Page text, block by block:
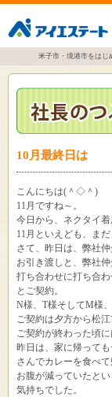
米子市・境港市をはじ
10月最終日は
こんにちは(＾◇＾)
11月ですね～。
今日から、ネクタイ着
11月といえども、ま
さて、昨日は、弊社
お引き渡しと、弊社
打ち合わせに打ち合
とご契約。
N様、T様そしてM様
ご契約は夕方から松江
ご契約が終わった頃に
昨日は、家に帰って
さんでカレーを食べて
お腹が減っていたと
気持ちでした。